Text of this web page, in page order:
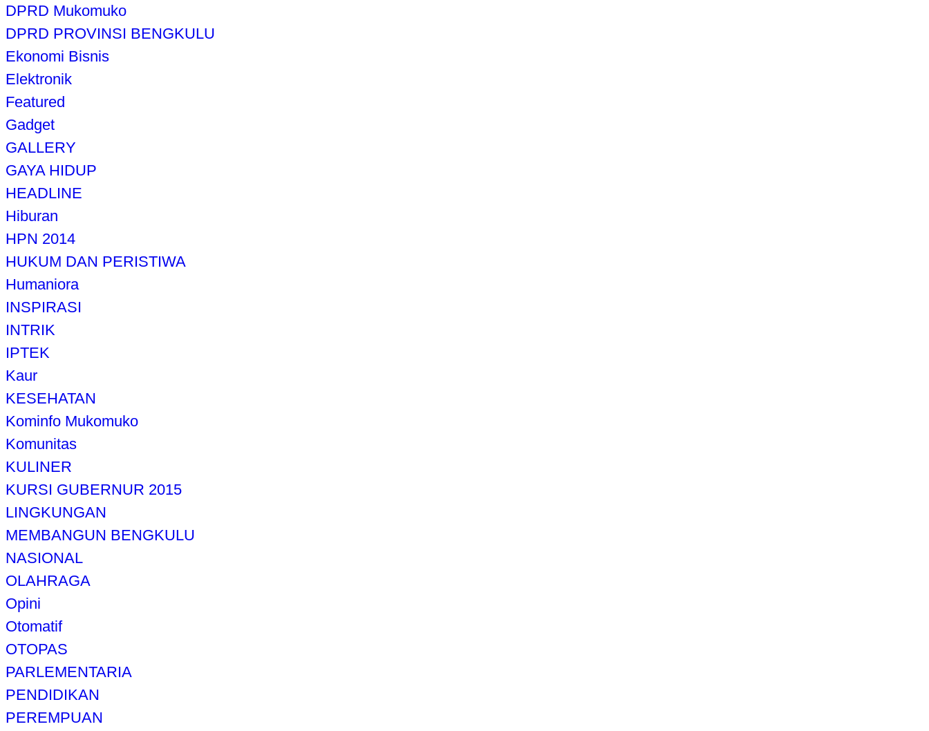
DPRD Mukomuko
DPRD PROVINSI BENGKULU
Ekonomi Bisnis
Elektronik
Featured
Gadget
GALLERY
GAYA HIDUP
HEADLINE
Hiburan
HPN 2014
HUKUM DAN PERISTIWA
Humaniora
INSPIRASI
INTRIK
IPTEK
Kaur
KESEHATAN
Kominfo Mukomuko
Komunitas
KULINER
KURSI GUBERNUR 2015
LINGKUNGAN
MEMBANGUN BENGKULU
NASIONAL
OLAHRAGA
Opini
Otomatif
OTOPAS
PARLEMENTARIA
PENDIDIKAN
PEREMPUAN